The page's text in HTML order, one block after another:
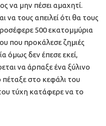
να μην πέσει αμαχητί.
να τους απειλεί ότι θα τους
500 εκατομμύρια
που προκάλεσε ζημιές
όμως δεν έπεσε εκεί,
να άρπαξε ένα ξύλινο
πέταξε στο κεφάλι του
τύχη κατάφερε να το